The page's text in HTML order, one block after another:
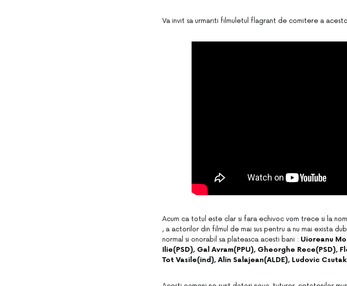
Va invit sa urmariti filmuletul flagrant de comitere a
Acum ca totul este clar si fara echivoc vom trece si la
, a actorilor din filmul de mai sus pentru a nu mai exista
normal si onorabil sa plateasca acesti bani : Uioreanu
Ilie(PSD), Gal Avram(PPU), Gheorghe Rece(PSD),
Tot Vasile(ind), Alin Salajean(ALDE), Ludovic